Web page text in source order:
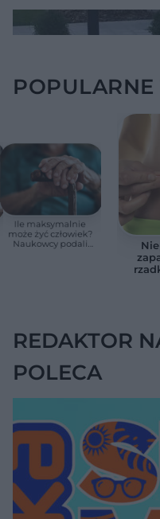
POPULARNE
Ile maksymalnie
może żyć człowiek?
Naukowcy podali
REDAKTOR
POLECA